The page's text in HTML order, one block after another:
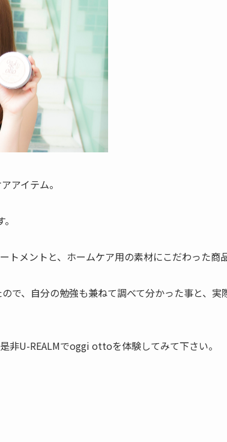
アイテム。
メントと、ホームケア用の素材にこだわった商
で、自分の勉強も兼ねて調べて分かった事と、実
非U-REALMでoggi ottoを体験してみて下さい。